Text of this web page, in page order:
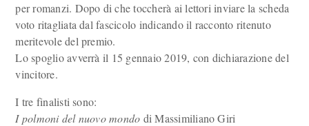
per romanzi. Dopo di che toccherà ai lettori inviare la scheda
voto ritagliata dal fascicolo indicando il racconto ritenuto
meritevole del premio.
Lo spoglio avverrà il 15 gennaio 2019, con dichiarazione del
vincitore.
I tre finalisti sono:
I polmoni del nuovo mondo di Massimiliano Giri